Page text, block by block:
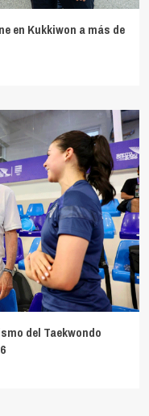
en Kukkiwon a más de
del Taekwondo